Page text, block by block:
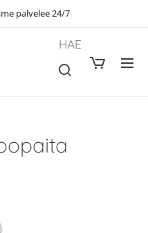
palvelee 24/7
HAE